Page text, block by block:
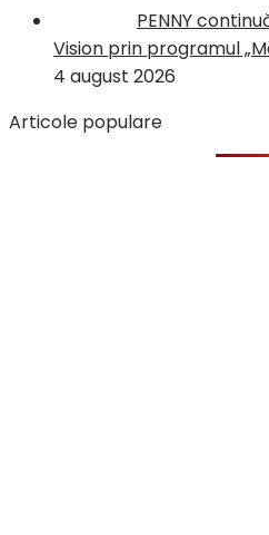
PENNY
Vision prin programul
4 august 2026
Articole populare